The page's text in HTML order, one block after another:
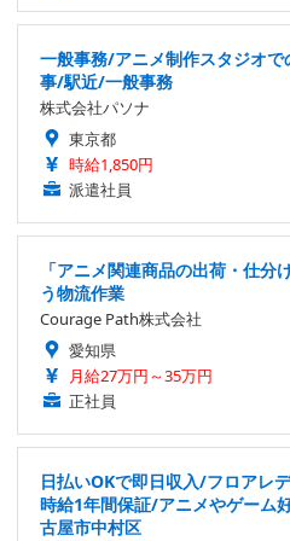
一般事務/アニメ制作スタジオ
事/駅近/一般事務
株式会社パソナ
東京都
時給1,850円
派遣社員
「アニメ関連商品の出荷・仕分
う物流作業
Courage Path株式会社
愛知県
月給27万円～35万円
正社員
日払いOKで即日収入/フロアレ
時給1年間保証/アニメやゲーム
古屋市中村区